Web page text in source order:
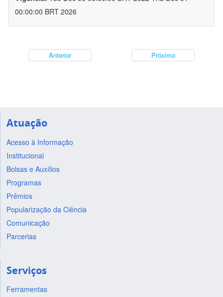
00:00:00 BRT 2026
Anterior Próximo
Atuação
Acesso à Informação
Institucional
Bolsas e Auxílios
Programas
Prêmios
Popularização da Ciência
Comunicação
Parcerias
Serviços
Ferramentas